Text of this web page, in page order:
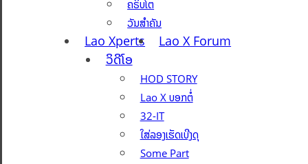
ຄຣິບໂຕ
ວັນສຳຄັນ
Lao Xperts
Lao X Forum
ວິດີໂອ
HOD STORY
Lao X ບອກຕໍ່
32-IT
ໃສ່ລອງເຮັດເບີງດຸ
Some Part